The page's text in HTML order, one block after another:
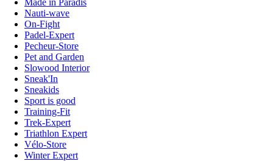
Made in Paradis
Nauti-wave
On-Fight
Padel-Expert
Pecheur-Store
Pet and Garden
Slowood Interior
Sneak'In
Sneakids
Sport is good
Training-Fit
Trek-Expert
Triathlon Expert
Vélo-Store
Winter Expert